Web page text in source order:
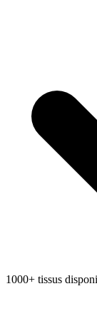
1000+ tissus